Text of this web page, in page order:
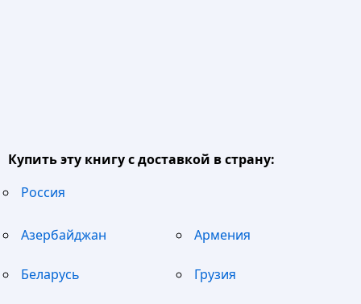
Купить эту книгу с доставкой в страну:
Россия
Азербайджан Армения
Беларусь Грузия